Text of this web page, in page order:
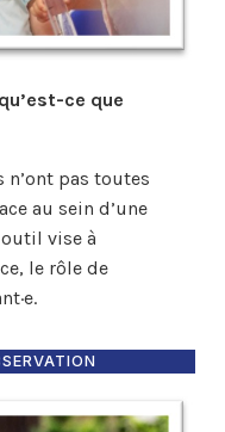
ce que
n’ont pas toutes
au sein d’une
vise à
le rôle de